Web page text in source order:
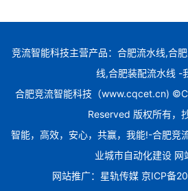
竞流智能科技主营产品：合肥流水线,合
线,合肥装配流水线 -
合肥竞流智能科技（www.cqcet.cn)
Reserved 版权所有，
智能，高效，安心，共赢，我能!-合肥竞
业城市自动化建设 网
网站推广： 星轨传媒 京ICP备